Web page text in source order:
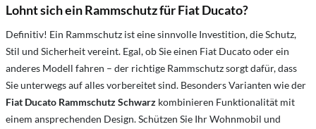
Lohnt sich ein Rammschutz für Fiat Ducato?
Definitiv! Ein Rammschutz ist eine sinnvolle Investition, die Schutz,
Stil und Sicherheit vereint. Egal, ob Sie einen Fiat Ducato oder ein
anderes Modell fahren – der richtige Rammschutz sorgt dafür, dass
Sie unterwegs auf alles vorbereitet sind. Besonders Varianten wie der
Fiat Ducato Rammschutz Schwarz kombinieren Funktionalität mit
einem ansprechenden Design. Schützen Sie Ihr Wohnmobil und